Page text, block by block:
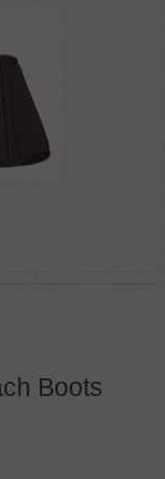
Boots